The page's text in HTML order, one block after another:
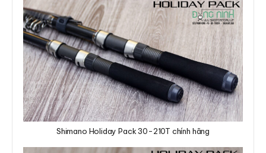
Shimano Holiday Pack 30-210T chính hãng